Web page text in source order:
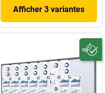
Afficher 3 variantes